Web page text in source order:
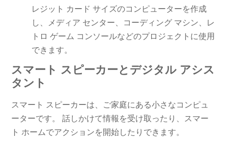
レジット カード サイズのコンピューターを作成
し、メディア センター、コーディング マシン、レ
トロ ゲーム コンソールなどのプロジェクトに使用
できます。
スマート スピーカーとデジタル アシス
タント
スマート スピーカーは、ご家庭にある小さなコンピュ
ーターです。 話しかけて情報を受け取ったり、スマー
ト ホームでアクションを開始したりできます。